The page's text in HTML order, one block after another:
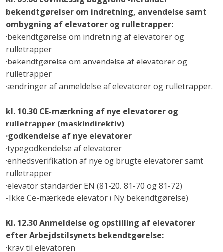
bekendtgørelser om indretning, anvendelse samt
ombygning af elevatorer og rulletrapper:
·​bekendtgørelse om indretning af elevatorer og
rulletrapper
·​bekendtgørelse om anvendelse af elevatorer og
rulletrapper
·​ændringer af anmeldelse af elevatorer og rulletrapper.
kl. 10.30 CE-mærkning af nye elevatorer og
rulletrapper (maskindirektiv)
·​godkendelse af nye elevatorer
·​typegodkendelse af elevatorer
·​enhedsverifikation af nye og brugte elevatorer samt
rulletrapper
·​elevator standarder EN (81-20, 81-70 og 81-72)
​-Ikke Ce-mærkede elevator ( Ny bekendtgørelse)
Kl. 12.30 Anmeldelse og opstilling af elevatorer
efter Arbejdstilsynets bekendtgørelse:
·​krav til elevatoren